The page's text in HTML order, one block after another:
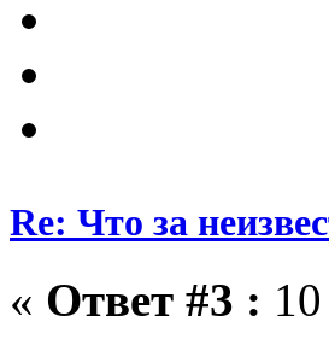
Re: Что за
« Ответ #3 :